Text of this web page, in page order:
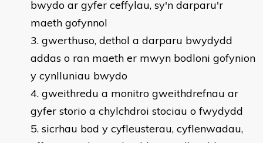
bwydo ar gyfer ceffylau, sy'n darparu'r
maeth gofynnol
gwerthuso, dethol a darparu bwydydd
addas o ran maeth er mwyn bodloni gofynion
y cynlluniau bwydo
gweithredu a monitro gweithdrefnau ar
gyfer storio a chylchdroi stociau o fwydydd
sicrhau bod y cyfleusterau, cyflenwadau,